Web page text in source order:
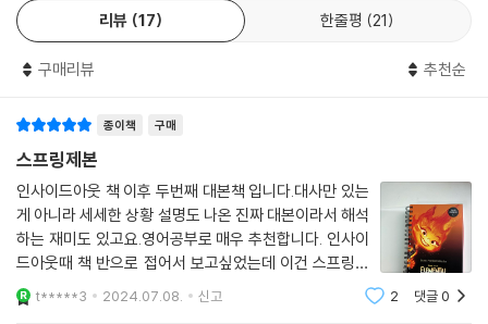
법정 영화같이 특정 분야의 어려운 표현들이 들어 있지도 않아요. 실생활
에서 자주 쓰는 구어체 표현들로 구성되어 있죠. 아이들을 포함한 전 연령
층이 볼 수 있게 표현도 쉬워 초보자들이 연습하기에 제격입니다.
이 책의 구성
- 스크립트북
국내 유일하게 엘리멘탈 전체 대본을 담았습니다. 영어 대본은 왼쪽에서
리뷰 17 한줄평 21
구매리뷰 추천순
종이책 구매
스프링제본
인사이드아웃 책 이후 두번째 대본책 입니다.대사만 있는
게 아니라 세세한 상황 설명도 나온 진짜 대본이라서 해석
하는 재미도 있고요.영어공부로 매우 추천합니다. 인사이
드아웃때 책 반으로 접어서 보고싶었는데 이건 스프링이
라 매우 편해요. 이런 센스와 정성에 감사드립니다.
t*****3 2024.07.08. 신고 2 댓글0